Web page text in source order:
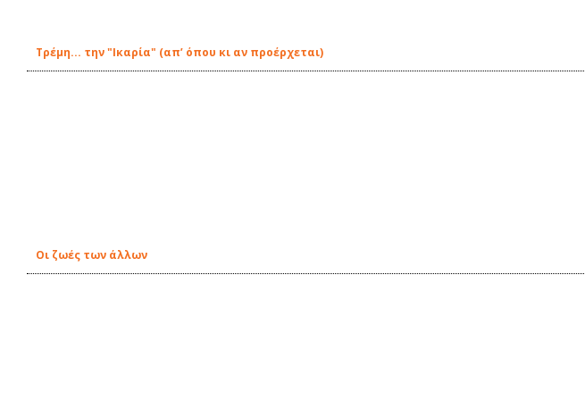
Τρέμη... την "Ικαρία" (απ’ όπου κι αν προέρχεται)
Οι ζωές των άλλων